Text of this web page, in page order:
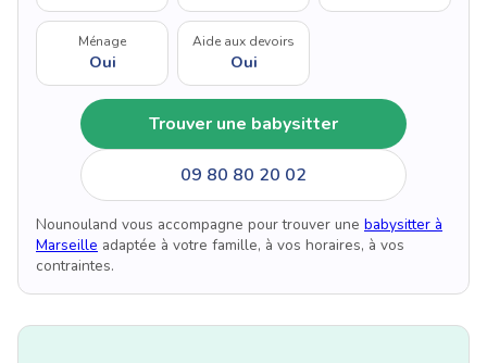
Ménage
Oui
Aide aux devoirs
Oui
Trouver une babysitter
09 80 80 20 02
Nounouland vous accompagne pour trouver une babysitter à
Marseille adaptée à votre famille, à vos horaires, à vos
contraintes.